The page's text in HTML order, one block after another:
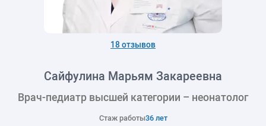
18 отзывов
Сайфулина Марьям Закареевна
Врач-педиатр высшей категории – неонатолог
Стаж работы36 лет